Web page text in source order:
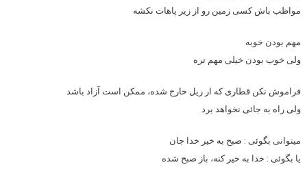
مواظب باش کسی زمین رو از زیر پاهات نکشه
مهم بودن خوبه
ولی خوب بودن خیلی مهم تره
فراموش نکن قطاری که ار ریل خارج شده، ممکن است آزاد باشد
ولی راه به جائی نخواهد برد
میتوانی بگوئی : صبح به خیر خدا جان
یا بگوئی : خدا به خیر کنه، باز صبح شده